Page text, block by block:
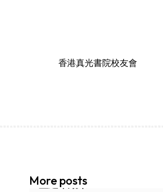
香港真光書院校友會
More posts
董選舉結果